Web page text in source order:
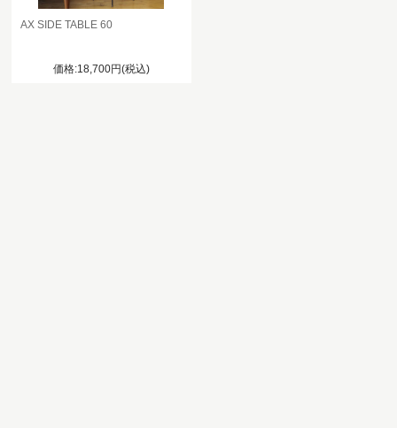
AX SIDE TABLE 60
価格:18,700円(税込)